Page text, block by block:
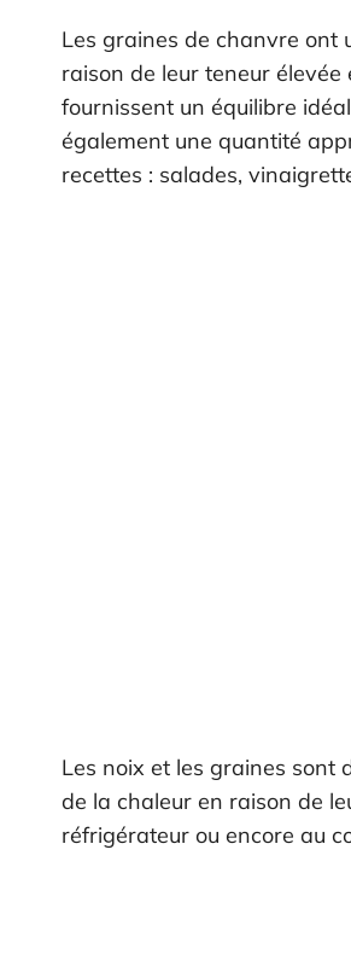
Les graines de chanvre ont
raison de leur teneur
fournissent un équilibre
également une quantité
recettes : salades,
Les noix et les graines sont
de la chaleur en raison de
réfrigérateur ou encore au